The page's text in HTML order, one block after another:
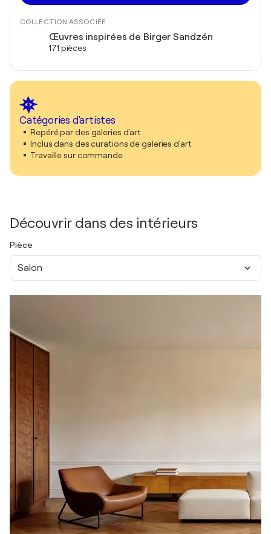
COLLECTION ASSOCIÉE
Œuvres inspirées de Birger Sandzén
171 pièces
Catégories d'artistes
Repéré par des galeries d'art
Inclus dans des curations de galeries d'art
Travaille sur commande
Découvrir dans des intérieurs
Pièce
Salon